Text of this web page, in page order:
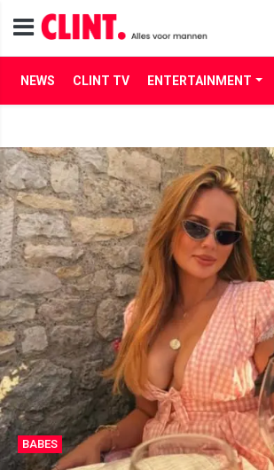
NEWS CLINT TV ENTERTAINMENT
BABES